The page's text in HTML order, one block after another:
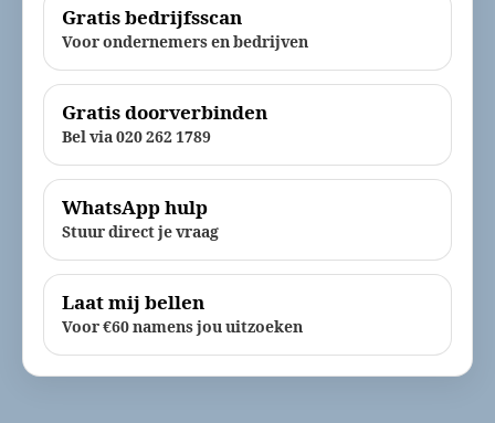
Gratis bedrijfsscan
Voor ondernemers en bedrijven
Gratis doorverbinden
Bel via 020 262 1789
WhatsApp hulp
Stuur direct je vraag
Laat mij bellen
Voor €60 namens jou uitzoeken